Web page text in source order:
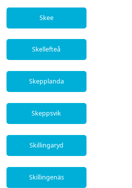
Skee
Skellefteå
Skepplanda
Skeppsvik
Skillingaryd
Skillingenäs